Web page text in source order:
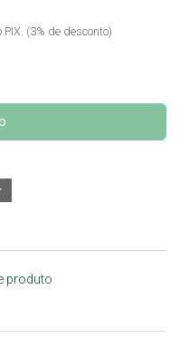
PIX. (3% de desconto)
produto